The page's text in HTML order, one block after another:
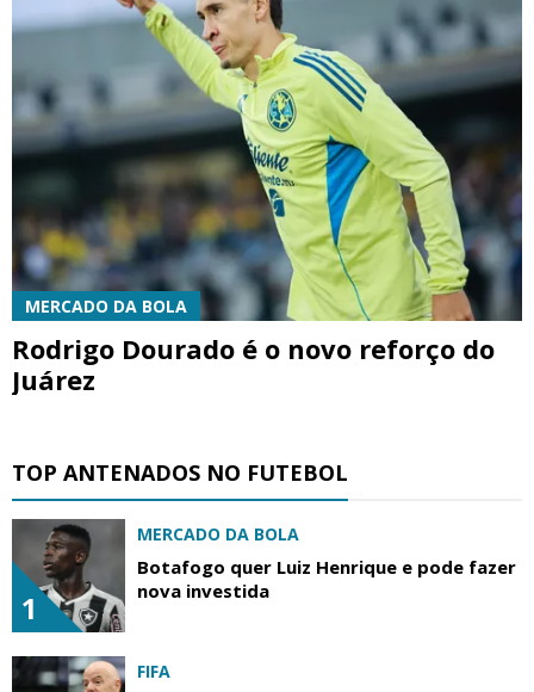
MERCADO DA BOLA
Rodrigo Dourado é o novo reforço do
Juárez
TOP ANTENADOS NO FUTEBOL
1
MERCADO DA BOLA
Botafogo quer Luiz Henrique e pode fazer
nova investida
FIFA